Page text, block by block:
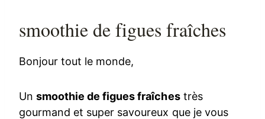
smoothie de figues fraîches
Bonjour tout le monde,
Unsmoothie de figues fraîchestrès
gourmand et super savoureux que je vous